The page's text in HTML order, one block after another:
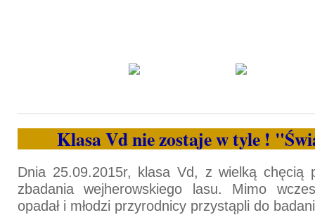
Klasa Vd nie zostaje w tyle !
Dnia 25.09.2015r, klasa Vd, z wielką chęcią
zbadania wejherowskiego lasu. Mimo
opadał i młodzi przyrodnicy przystąpli do